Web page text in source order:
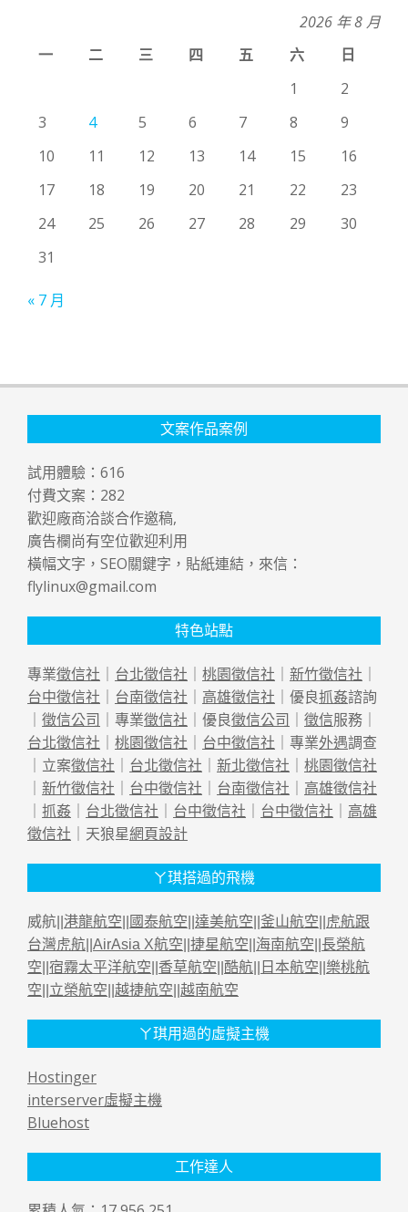
2026 年 8 月
一
二 三 四 五 六
日
1
2
3
4 5 6 7 8
9
10
11 12 13 14 15
16
17
18 19 20 21 22
23
24
25 26 27 28 29
30
31
« 7 月
文案作品案例
試用體驗： 616
付費文案： 282
歡迎廠商洽談合作邀稿,
廣告欄尚有空位歡迎利用
橫幅文字，SEO關鍵字，貼紙連結，來信：
flylinux@gmail.com
特色站點
專業徵信社 台北徵信社 桃園徵信社 新竹徵信社
台中徵信社
台南徵信社 高雄徵信社 ｜優良抓姦諮詢
徵信公司 ｜專業徵信社 ｜優良徵信公司 徵信服務｜
台北徵信社
桃園徵信社 台中徵信社 ｜專業外遇調查
｜立案徵信社 台北徵信社 新北徵信社
桃園徵信社
新竹徵信社 台中徵信社 台南徵信社
高雄徵信社
抓姦 台北徵信社 台中徵信社 台中徵信社
高雄
徵信社 ｜天狼星網頁設計
ㄚ琪搭過的飛機
威航|| 港龍航空 國泰航空 達美航空 釜山航空
虎航跟
台灣虎航 AirAsia X航空 捷星航空 海南航空 長榮航
空 宿霧太平洋航空 香草航空 酷航 日本航空 樂桃航
空 立榮航空 越捷航空 越南航空
ㄚ琪用過的虛擬主機
Hostinger
interserver虛擬主機
Bluehost
工作達人